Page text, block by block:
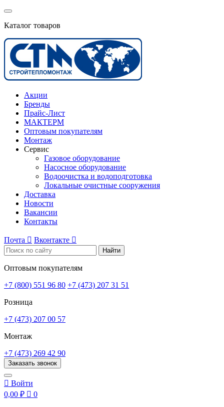
Каталог товаров
Акции
Бренды
Прайс-Лист
МАКТЕРМ
Оптовым покупателям
Монтаж
Сервис
Газовое оборудование
Насосное оборудование
Водоочистка и водоподготовка
Локальные очистные сооружения
Доставка
Новости
Вакансии
Контакты
Почта  Вконтакте 
Найти
Оптовым покупателям
+7 (800) 551 96 80 +7 (473) 207 31 51
Розница
+7 (473) 207 00 57
Монтаж
+7 (473) 269 42 90
Заказать звонок
 Войти
0,00 ₽  0